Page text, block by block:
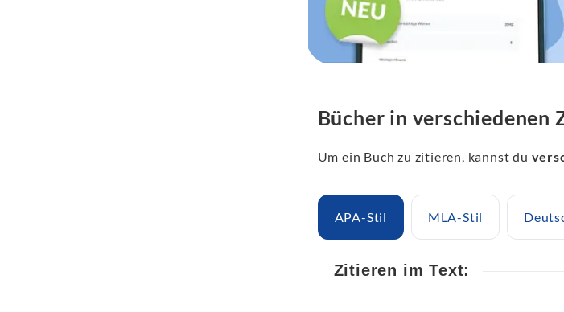
Bücher in
Um ein Buch zu zitieren, kannst du
APA-Stil MLA-Stil
Zitieren im Text: